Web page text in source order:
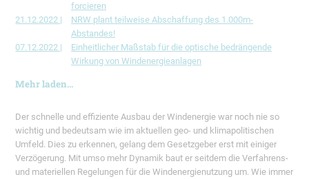
forcieren
21.12.2022 |
NRW plant teilweise Abschaffung des 1.000m-
Abstandes!
07.12.2022 |
Einheitlicher Maßstab für die optische bedrängende
Wirkung von Windenergieanlagen
Mehr laden...
Der schnelle und effiziente Ausbau der Windenergie war noch nie so
wichtig und bedeutsam wie im aktuellen geo- und klimapolitischen
Umfeld. Dies zu erkennen, gelang dem Gesetzgeber erst mit einiger
Verzögerung. Mit umso mehr Dynamik baut er seitdem die Verfahrens-
und materiellen Regelungen für die Windenergienutzung um. Wie immer